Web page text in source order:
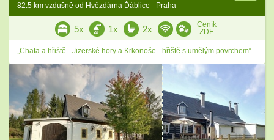
82.5 km vzdušně od Hvězdárna Ďáblice - Praha
5x 1x 2x
Ceník
ZDE
„Chata a hřiště - Jizerské hory a Krkonoše - hřiště s umělým povrchem“